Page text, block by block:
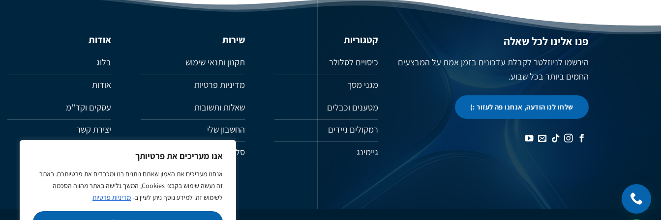
אנו מעריכים את פרטיותך
אנחנו מעריכים את האמון שאתם נותנים בנו ומכבדים את פרטיותכם. באתר
זה נעשה שימוש בקבצי Cookies, המשך גלישה באתר מהווה הסכמה
לשימוש זה. למידע נוסף ניתן לעיין ב- מדיניות פרטיות
המוצר
פנו אלינו לכל שאלה
הירשמו לניוזלטר לקבלת עדכונים בזמן אמת על המבצעים
החמים ביותר בכל שבוע.
שלחו לנו הודעה, אנחנו פה לעזור :)
קטגוריות
כיסויים לסלולר
מגני מסך
מטענים וכבלים
רמקולים ניידים
גיימינג
שירות
תקנון ותנאי שימוש
מדיניות פרטיות
שאלות ותשובות
החשבון שלי
סל קניות
אודות
בלוג
אודות
עסקים וקד''מ
יצירת קשר